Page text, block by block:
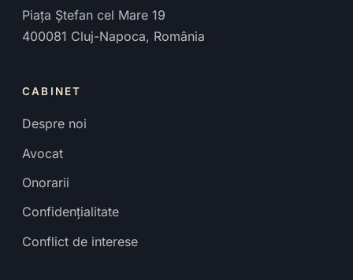
Piața Ștefan cel Mare 19
400081 Cluj-Napoca, România
CABINET
Despre noi
Avocat
Onorarii
Confidențialitate
Conflict de interese